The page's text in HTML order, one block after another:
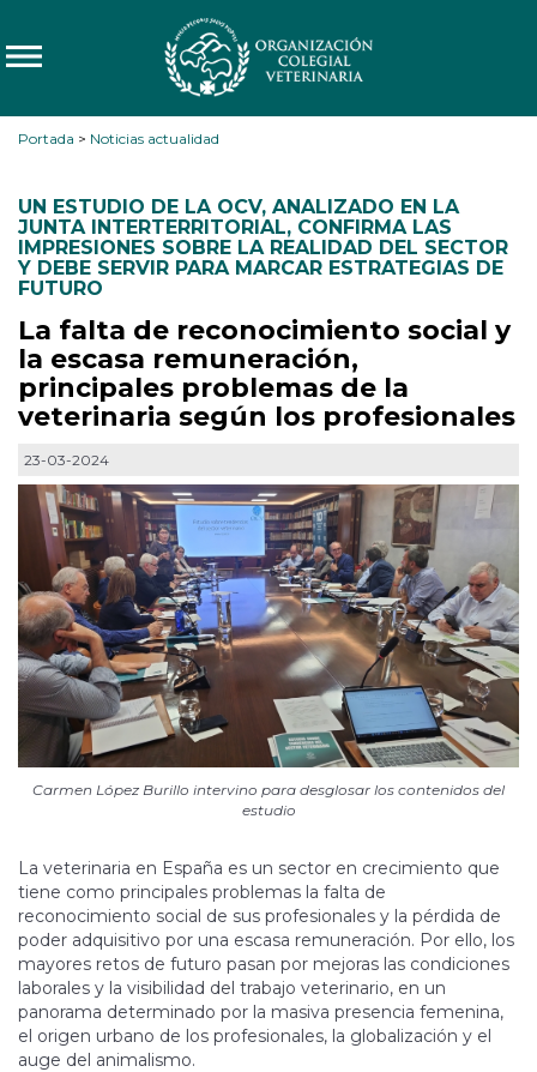
Portada > Noticias actualidad
UN ESTUDIO DE LA OCV, ANALIZADO EN LA
JUNTA INTERTERRITORIAL, CONFIRMA LAS
IMPRESIONES SOBRE LA REALIDAD DEL SECTOR
Y DEBE SERVIR PARA MARCAR ESTRATEGIAS DE
FUTURO
La falta de reconocimiento social y
la escasa remuneración,
principales problemas de la
veterinaria según los profesionales
23-03-2024
Carmen López Burillo intervino para desglosar los contenidos del
estudio
La veterinaria en España es un sector en crecimiento que
tiene como principales problemas la falta de
reconocimiento social de sus profesionales y la pérdida de
poder adquisitivo por una escasa remuneración. Por ello, los
mayores retos de futuro pasan por mejoras las condiciones
laborales y la visibilidad del trabajo veterinario, en un
panorama determinado por la masiva presencia femenina,
el origen urbano de los profesionales, la globalización y el
auge del animalismo.